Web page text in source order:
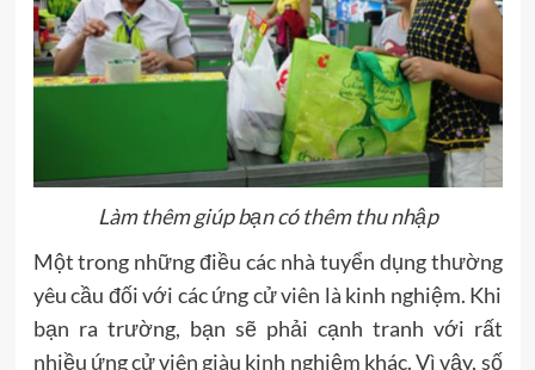
Làm thêm giúp bạn có thêm thu nhập
Một trong những điều các nhà tuyển dụng thường
yêu cầu đối với các ứng cử viên là kinh nghiệm. Khi
bạn ra trường, bạn sẽ phải cạnh tranh với rất
nhiều ứng cử viên giàu kinh nghiệm khác. Vì vậy, số